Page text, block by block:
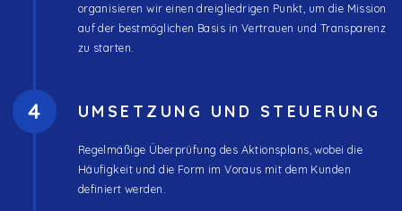
organisieren wir einen dreigliedrigen Punkt, um die Mission
auf der bestmöglichen Basis in Vertrauen und Transparenz
zu starten.
4 UMSETZUNG UND STEUERUNG
Regelmäßige Überprüfung des Aktionsplans, wobei die
Häufigkeit und die Form im Voraus mit dem Kunden
definiert werden.